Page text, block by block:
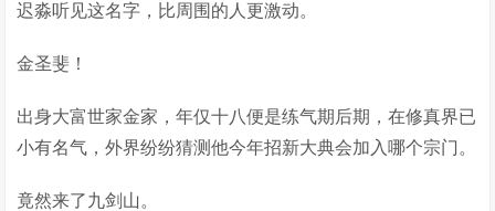
迟淼听见这名字，比周围的人更激动。
金圣斐！
出身大富世家金家，年仅十八便是练气期后期，在修真界已
小有名气，外界纷纷猜测他今年招新大典会加入哪个宗门。
竟然来了九剑山。